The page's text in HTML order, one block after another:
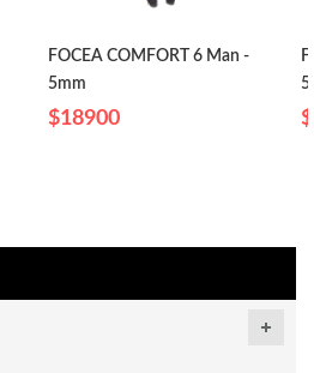
FOCEA COMFORT 6 Man -
5mm
$18900